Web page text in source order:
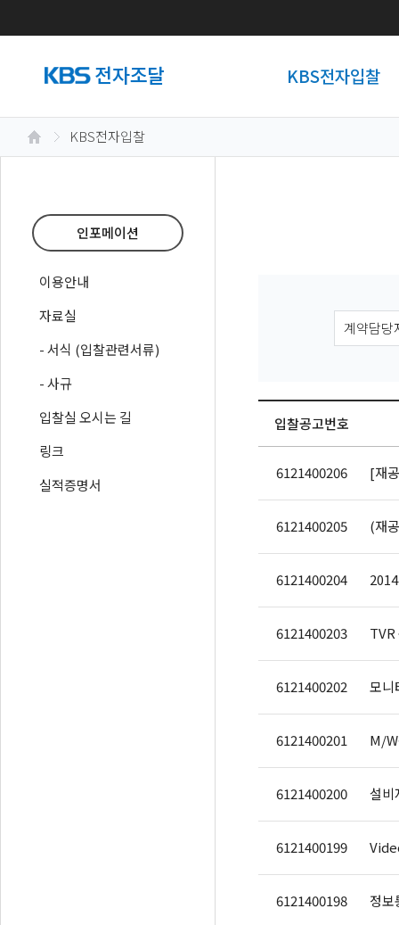
KBS전자입찰
KBS전자입찰
인포메이션
이용안내
자료실
- 서식 (입찰관련서류)
- 사규
입찰실 오시는 길
링크
실적증명서
입찰공고번호
6121400206 [재
6121400205 (재
6121400204
6121400203 TVR
6121400202 모니
6121400201 M/
6121400200
6121400199
6121400198 정보